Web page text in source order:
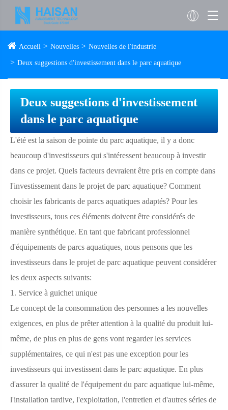
Accueil Nouvelles Nouvelles de l'industrie
Deux suggestions d'investissement dans le parc aquatique
Deux suggestions d'investissement
dans le parc aquatique
L'été est la saison de pointe du parc aquatique, il y a donc
beaucoup d'investisseurs qui s'intéressent beaucoup à investir
dans ce projet. Quels facteurs devraient être pris en compte dans
l'investissement dans le projet de parc aquatique? Comment
choisir les fabricants de parcs aquatiques adaptés? Pour les
investisseurs, tous ces éléments doivent être considérés de
manière synthétique. En tant que fabricant professionnel
d'équipements de parcs aquatiques, nous pensons que les
investisseurs dans le projet de parc aquatique peuvent considérer
les deux aspects suivants:
1. Service à guichet unique
Le concept de la consommation des personnes a les nouvelles
exigences, en plus de prêter attention à la qualité du produit lui-
même, de plus en plus de gens vont regarder les services
supplémentaires, ce qui n'est pas une exception pour les
investisseurs qui investissent dans le parc aquatique. En plus
d'assurer la qualité de l'équipement du parc aquatique lui-même,
l'installation tardive, l'exploitation, l'entretien et d'autres séries de